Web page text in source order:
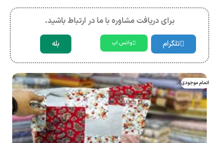
برای دریافت مشاوره با ما در ارتباط باشید.
تلگرام واتس اپ بله
اتمام موجودی